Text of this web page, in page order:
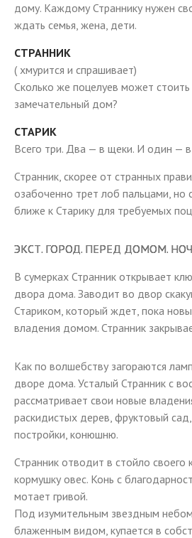
дому. Каждому Страннику нужен
ждать семья, жена, дети.
СТРАННИК
( хмурится и спрашивает)
Сколько же поцелуев может
замечательный дом?
СТАРИК
Всего три. Два — в щеки. И один —
Странник, скорее от странных
озабоченно трет лоб пальцами, но
ближе к Старику для требуемых
ЭКСТ. ГОРОД. ПЕРЕД ДОМОМ.
В сумерках Странник открывает
двора дома. Заводит во двор
Стариком, который ждет, пока
владения домом. Странник
Как по волшебству загораются
дворе дома. Усталый Странник с
рассматривает свои новые
раскидистых дерев, фруктовый
постройки, конюшню.
Странник отводит в стойло своего
кормушку овес. Конь с
мотает гривой.
Под изумительным звездным
блаженным видом, купается в